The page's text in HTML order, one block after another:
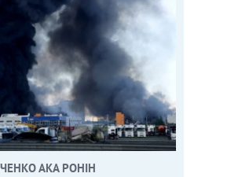
АКА РОНІН